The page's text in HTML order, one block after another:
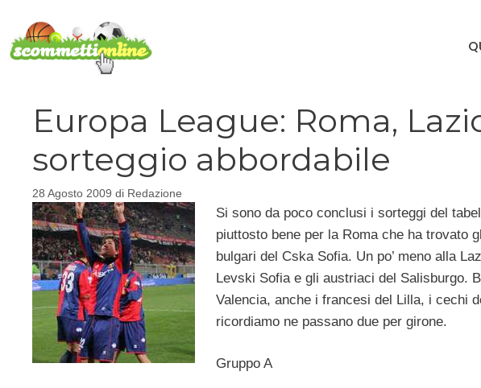
contenuto
Europa League: Roma,
sorteggio abbordabile
28 Agosto 2009 di Redazione
Si sono da poco conclusi i sorteggi del
piuttosto bene per la Roma che ha trovato
bulgari del Cska Sofia. Un po’ meno alla
Levski Sofia e gli austriaci del Salisburgo.
Valencia, anche i francesi del Lilla, i cechi
ricordiamo ne passano due per girone.
Gruppo A